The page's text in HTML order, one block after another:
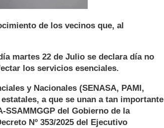
de los vecinos que, al
martes 22 de Julio se declara día no
los servicios esenciales.
y Nacionales (SENASA, PAMI,
a que se unan a tan importante
SSAMMGGP del Gobierno de la
Nº 353/2025 del Ejecutivo